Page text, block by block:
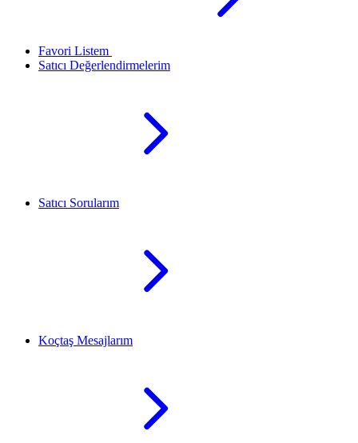
Favori Listem
Satıcı Değerlendirmelerim
Satıcı Sorularım
Koçtaş Mesajlarım